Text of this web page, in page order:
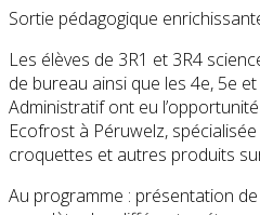
Sortie pédagogique
Les élèves de 3R1 et 3R4
de bureau ainsi que les 4e, 5e
Administratif ont eu
Ecofrost à Péruwelz,
croquettes et autres produits
Au programme : présentation